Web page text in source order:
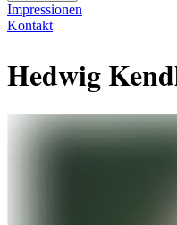
Impressionen
Kontakt
Hedwig